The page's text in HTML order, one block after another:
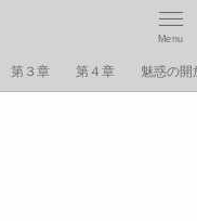
Menu
第３章 第４章 魅惑の開